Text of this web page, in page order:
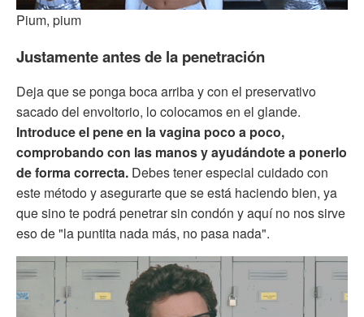
Pium, pium
Justamente antes de la penetración
Deja que se ponga boca arriba y con el preservativo
sacado del envoltorio, lo colocamos en el glande.
Introduce el pene en la vagina poco a poco,
comprobando con las manos y ayudándote a ponerlo
de forma correcta. Debes tener especial cuidado con
este método y asegurarte que se está haciendo bien, ya
que sino te podrá penetrar sin condón y aquí no nos sirve
eso de "la puntita nada más, no pasa nada".